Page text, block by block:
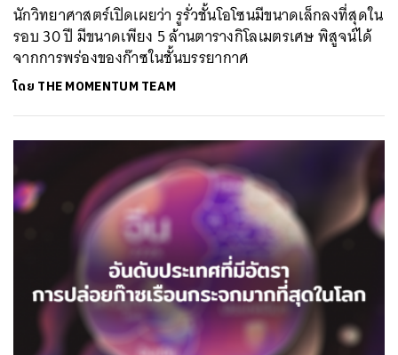
นักวิทยาศาสตร์เปิดเผยว่า รูรั่วชั้นโอโซนมีขนาดเล็กลงที่สุดใน
รอบ 30 ปี มีขนาดเพียง 5 ล้านตารางกิโลเมตรเศษ พิสูจน์ได้
จากการพร่องของก๊าซในชั้นบรรยากาศ
โดย THE MOMENTUM TEAM